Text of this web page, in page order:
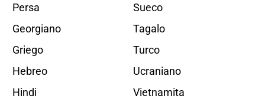
Persa
Georgiano
Griego
Hebreo
Hindi
Sueco
Tagalo
Turco
Ucraniano
Vietnamita